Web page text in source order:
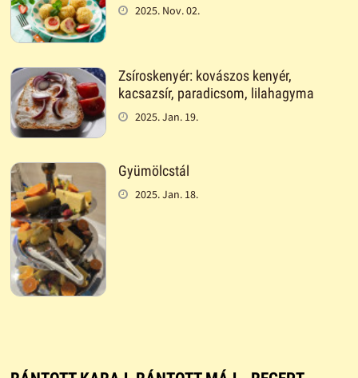
2025. Nov. 02.
Zsíroskenyér: kovászos kenyér,
kacsazsír, paradicsom, lilahagyma
2025. Jan. 19.
Gyümölcstál
2025. Jan. 18.